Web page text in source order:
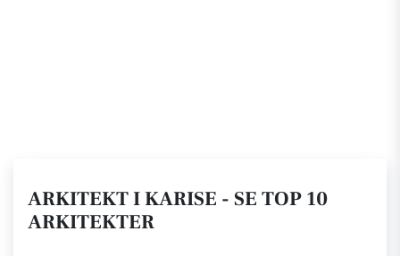
ARKITEKT I KARISE - SE TOP 10
ARKITEKTER